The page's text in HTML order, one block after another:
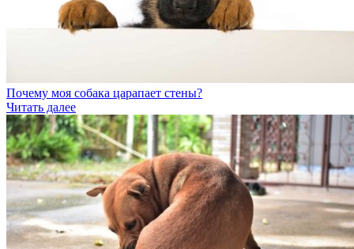
Почему моя собака царапает стены?
Читать далее